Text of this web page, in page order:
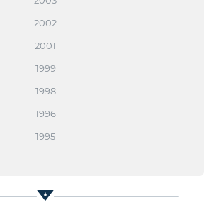
2002
2001
1999
1998
1996
1995